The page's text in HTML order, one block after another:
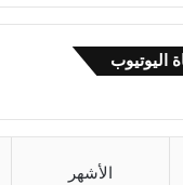
اليوتيوب
الأشهر